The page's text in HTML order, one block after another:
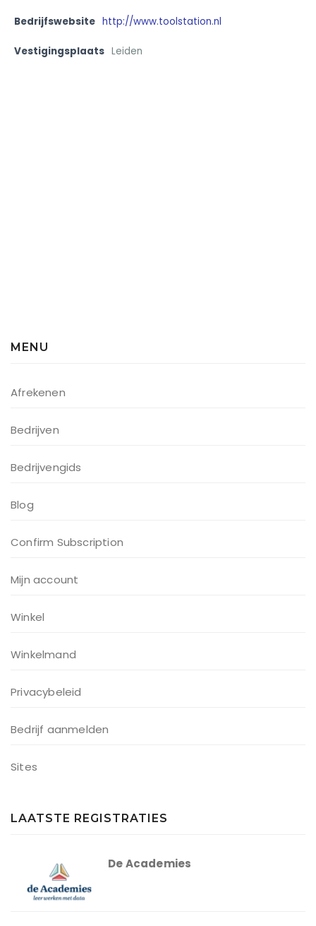
Bedrijfswebsite http://www.toolstation.nl
Vestigingsplaats Leiden
MENU
Afrekenen
Bedrijven
Bedrijvengids
Blog
Confirm Subscription
Mijn account
Winkel
Winkelmand
Privacybeleid
Bedrijf aanmelden
Sites
LAATSTE REGISTRATIES
De Academies